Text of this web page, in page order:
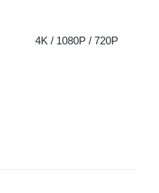
4K / 1080P / 720P